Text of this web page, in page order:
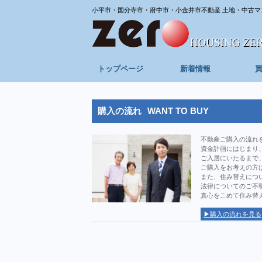
小平市・国分寺市・府中市・小金井市不動産 土地・中古
購入の流れ WANT TO BUY
不動産ご購入の流れ
資金計画にはじまり
ご入居にいたるまで
ご購入をお考えの方
また、住み替えにつ
法律についてのご不
真心をこめて住み替
▶購入の流れを見る
トップページ 新着情報